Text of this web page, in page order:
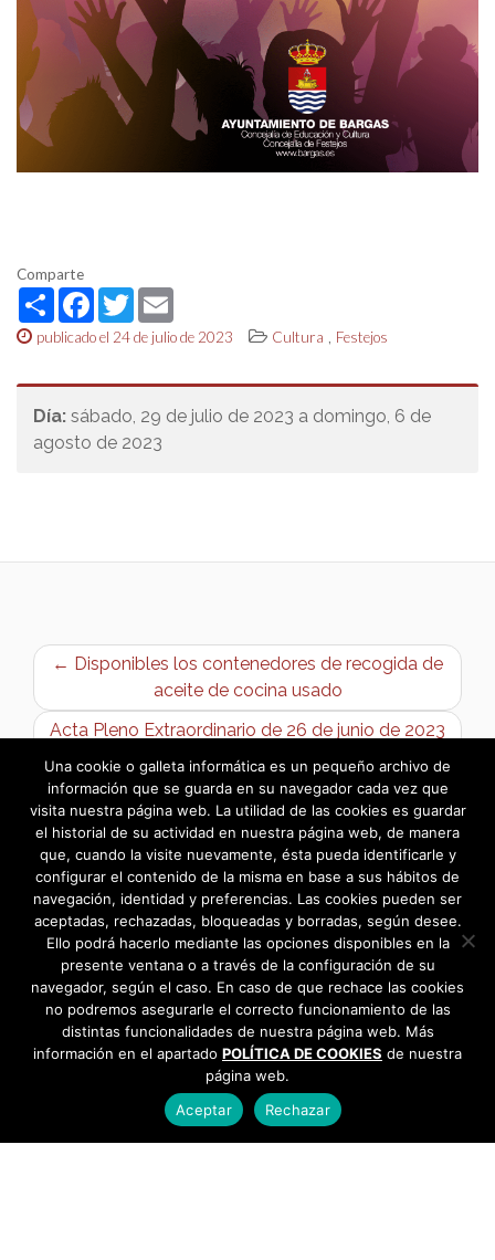
Comparte
ShareFacebook
Twitter
publicado el 24 de julio de 2023 Cultura , Festejos
Día: sábado, 29 de julio de 2023 a domingo, 6 de
agosto de 2023
← Disponibles los contenedores de recogida de
aceite de cocina usado
Acta Pleno Extraordinario de 26 de junio de 2023
→
Una cookie o galleta informática es un pequeño archivo de
información que se guarda en su navegador cada vez que
visita nuestra página web. La utilidad de las cookies es guardar
el historial de su actividad en nuestra página web, de manera
que, cuando la visite nuevamente, ésta pueda identificarle y
configurar el contenido de la misma en base a sus hábitos de
navegación, identidad y preferencias. Las cookies pueden ser
aceptadas, rechazadas, bloqueadas y borradas, según desee.
Ello podrá hacerlo mediante las opciones disponibles en la
presente ventana o a través de la configuración de su
navegador, según el caso. En caso de que rechace las cookies
no podremos asegurarle el correcto funcionamiento de las
distintas funcionalidades de nuestra página web. Más
información en el apartado POLÍTICA DE COOKIES de nuestra
página web.
Aceptar
Rechazar